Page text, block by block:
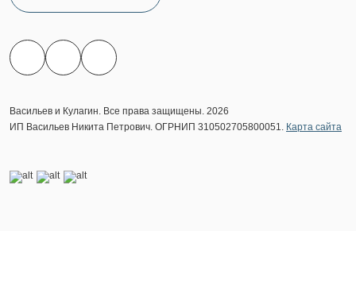
Васильев и Кулагин. Все права защищены. 2026
ИП Васильев Никита Петрович. ОГРНИП 310502705800051. Карта сайта